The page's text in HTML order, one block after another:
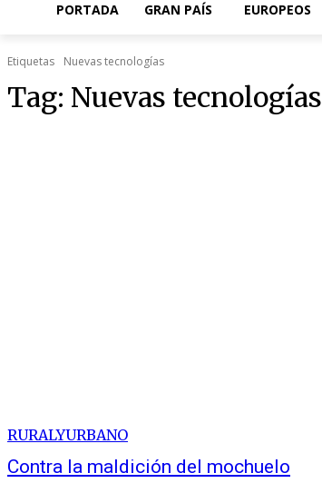
PORTADA GRAN PAÍS EUROPEOS
Etiquetas Nuevas tecnologías
Tag: Nuevas tecnologías
RURALYURBANO
Contra la maldición del mochuelo